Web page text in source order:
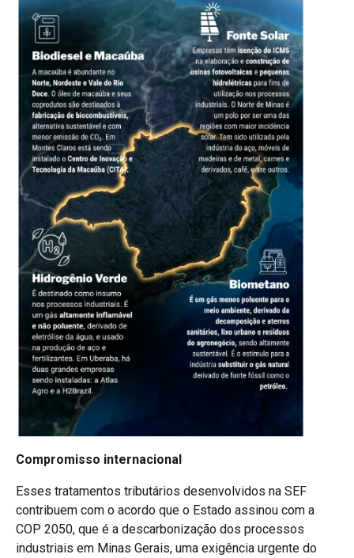
Compromisso internacional
Esses tratamentos tributários desenvolvidos na SEF
contribuem com o acordo que o Estado assinou com a
COP 2050, que é a descarbonização dos processos
industriais em Minas Gerais, uma exigência urgente do